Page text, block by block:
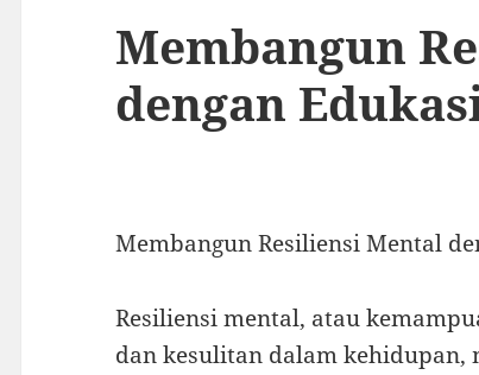
Membangun
dengan
Membangun Resiliensi Mental
Resiliensi mental, atau
dan kesulitan dalam